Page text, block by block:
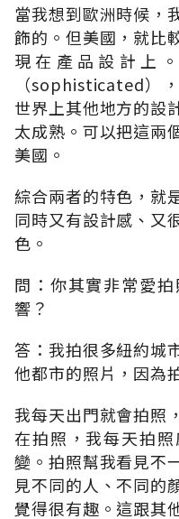
當我想到歐洲時候，
飾的。但美國，就比
現在產品設計上
（sophisticated）
世界上其他地方的設
太成熟。可以把這兩
美國。
綜合兩者的特色，就
同時又有設計感、又
色。
問：你其實非常愛
響？
答：我拍很多紐約城
他都市的照片，因為
我每天出門就會拍照
在拍照，我每天拍
變。拍照幫我看見不
見不同的人、不同的
覺得很有趣。這跟其